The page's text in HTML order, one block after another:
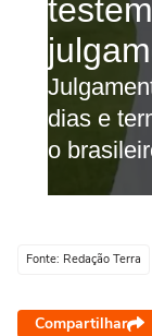
Fonte: Redação Terra
Compartilhar